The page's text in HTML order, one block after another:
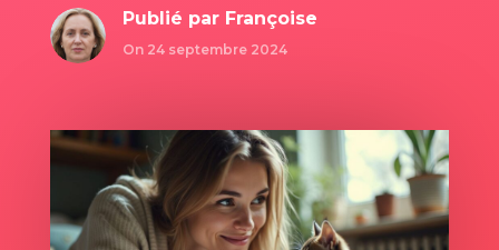
Publié par Françoise
On 24 septembre 2024